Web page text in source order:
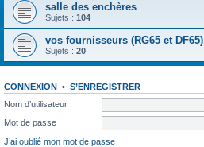
salle des enchères
Sujets : 104
vos fournisseurs (RG65 et DF65)
Sujets : 20
CONNEXION • S’ENREGISTRER
Nom d’utilisateur :
Mot de passe :
J’ai oublié mon mot de passe